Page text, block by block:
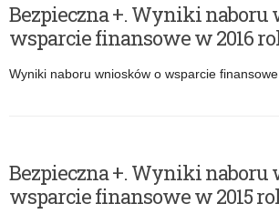
Bezpieczna +. Wyniki naboru
wsparcie finansowe w 2016
Wyniki naboru wniosków o wsparcie
Bezpieczna +. Wyniki naboru
wsparcie finansowe w 2015